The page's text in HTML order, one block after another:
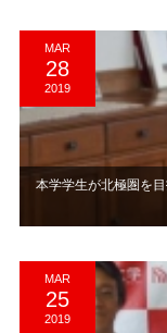
MAR
28
2019
本学学生が北極圏を
MAR
25
2019